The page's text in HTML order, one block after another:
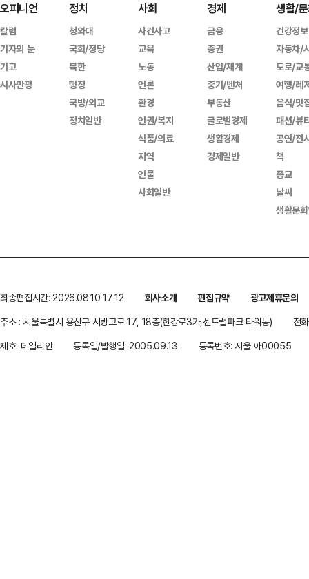
오피니언
칼럼
기자의 눈
기고
시사만평
정치
청와대
국회/정당
북한
행정
국방/외교
정치일반
사회
사건사고
교육
노동
언론
환경
인권/복지
식품/의료
지역
인물
사회일반
경제
금융
증권
산업/재계
중기/벤처
부동산
글로벌경제
생활경제
경제일반
생활/
건강정보
자동차/
도로/교
여행/레
음식/맛
패션/뷰
공연/전
책
종교
날씨
생활문
최종편집시간: 2026.08.10 17:12 회사소개 편집규약
광고제휴문의
주소 : 서울특별시 용산구 서빙고로 17, 18층(한강로3가,센트럴파크 타워동)
전
제호: 데일리안
등록일/발행일: 2005.09.13 등록번호: 서울 아00055